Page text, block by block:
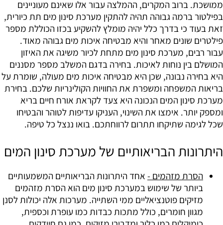
ממושכת. ברוב המקרים, ההמלצה עבור אלו שאינם מעוניינים
בפילטור ברמה גבוהה תהיה להתקין מערכת סינון מים תת כיורית,
זאת בעוד כי בדרך כלל יהיה מומלץ להשקיע בכזו הכוללת מספר
פילטרים שונים מאחר והיא מבטיחה איכות מים גבוהה מאוד.
עבור רבים, מערכת סינון מים מתחת לכיור משיגה את האיזון
המושלם בין נוחות לאיכות. בחירה בדגם המשלב מספר מסננים
היא בחירה נבונה, שכן היא מבטיחה איכות מים מעולה, שומרת על
בריאות המשפחה ומשפרת את החוויות הקולינריות שלכם. בחירת
מערכת סינון המים הנכונה היא צעד לקראת אורח חיים בריא
ומספק יותר. אימצו את השינוי, העניקו עדיפות לטוהר והבטיחו
שכל לגימה שתיקחו תתרום לרווחתכם. בואו ננצל כל טיפה.
היתרונות הבריאותיים של מערכת סינון המים
הסרת מזהמים - אחד היתרונות הבריאותיים המשמעותיים
ביותר של שימוש במערכת סינון מים הוא הסרת מזהמים
מזיקים פוטנציאליים ממי השתייה. מערכות אלה יכולות לסנן
מגוון חומרים, כולל מתכות כבדות כמו עופרת וכספית,